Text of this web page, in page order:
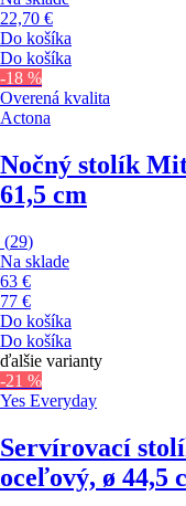
22,70 €
Do košíka
Do košíka
-18 %
Overená kvalita
Actona
Nočný stolík
61,5 cm
(29)
Na sklade
63 €
77 €
Do košíka
Do košíka
ďalšie varianty
-21 %
Yes Everyday
Servírovací
oceľový, ø 44,5